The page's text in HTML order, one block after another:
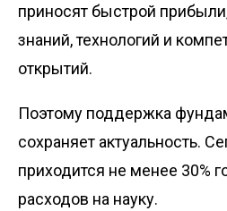
приносят быстрой
знаний, технологий и
открытий.
Поэтому поддержка
сохраняет актуальность.
приходится не менее 30%
расходов на науку.